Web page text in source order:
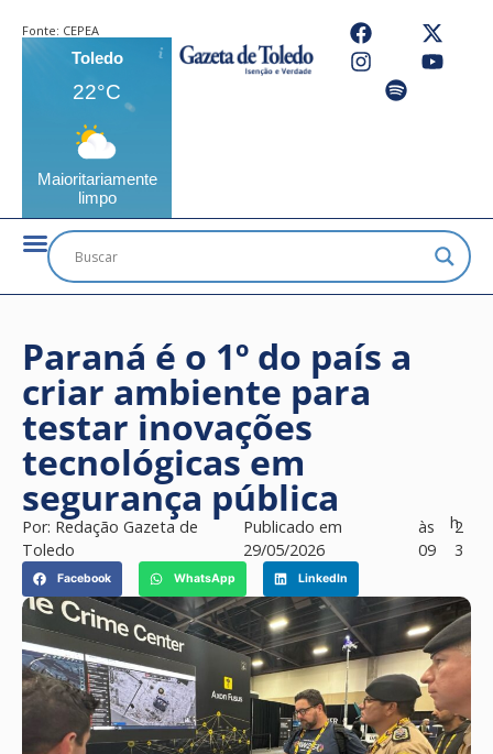
Fonte: CEPEA
Toledo
22°C
Maioritariamente
limpo
Paraná é o 1º do país a
criar ambiente para
testar inovações
tecnológicas em
segurança pública
Por: Redação Gazeta de
Toledo
Publicado em
29/05/2026
às
09
h2
3
Facebook WhatsApp LinkedIn